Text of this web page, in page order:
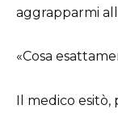
aggrapparmi
«Cosa
Il medico esitò,